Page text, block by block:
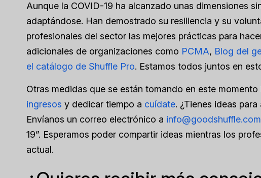
Aunque la COVID-19 ha alcanzado unas dimensiones
adaptándose. Han demostrado su resiliencia y su
profesionales del sector las mejores prácticas para
adicionales de organizaciones como PCMA, Blog del
el catálogo de Shuffle Pro. Estamos todos juntos en
Otras medidas que se están tomando en este
ingresos y dedicar tiempo a cuídate. ¿Tienes ideas
Envíanos un correo electrónico a info@goodshuffle.com
19”. Esperamos poder compartir ideas mientras los
actual.